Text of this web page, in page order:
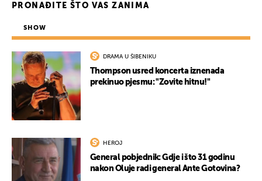
PRONAĐITE ŠTO VAS ZANIMA
SHOW
DRAMA U ŠIBENIKU
Thompson usred koncerta iznenada
prekinuo pjesmu: "Zovite hitnu!"
HEROJ
General pobjednik: Gdje i što 31 godinu
nakon Oluje radi general Ante Gotovina?